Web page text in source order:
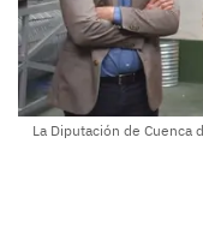
La Diputación de Cuenca